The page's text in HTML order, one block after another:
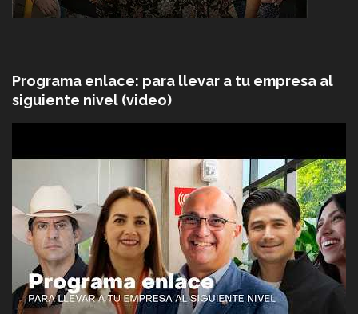
Programa enlace: para llevar a tu empresa al
siguiente nivel (video)